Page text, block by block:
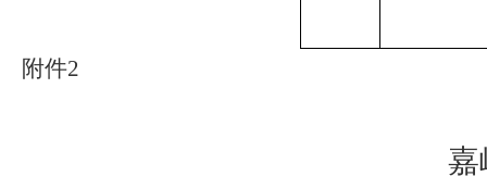
附件2
嘉